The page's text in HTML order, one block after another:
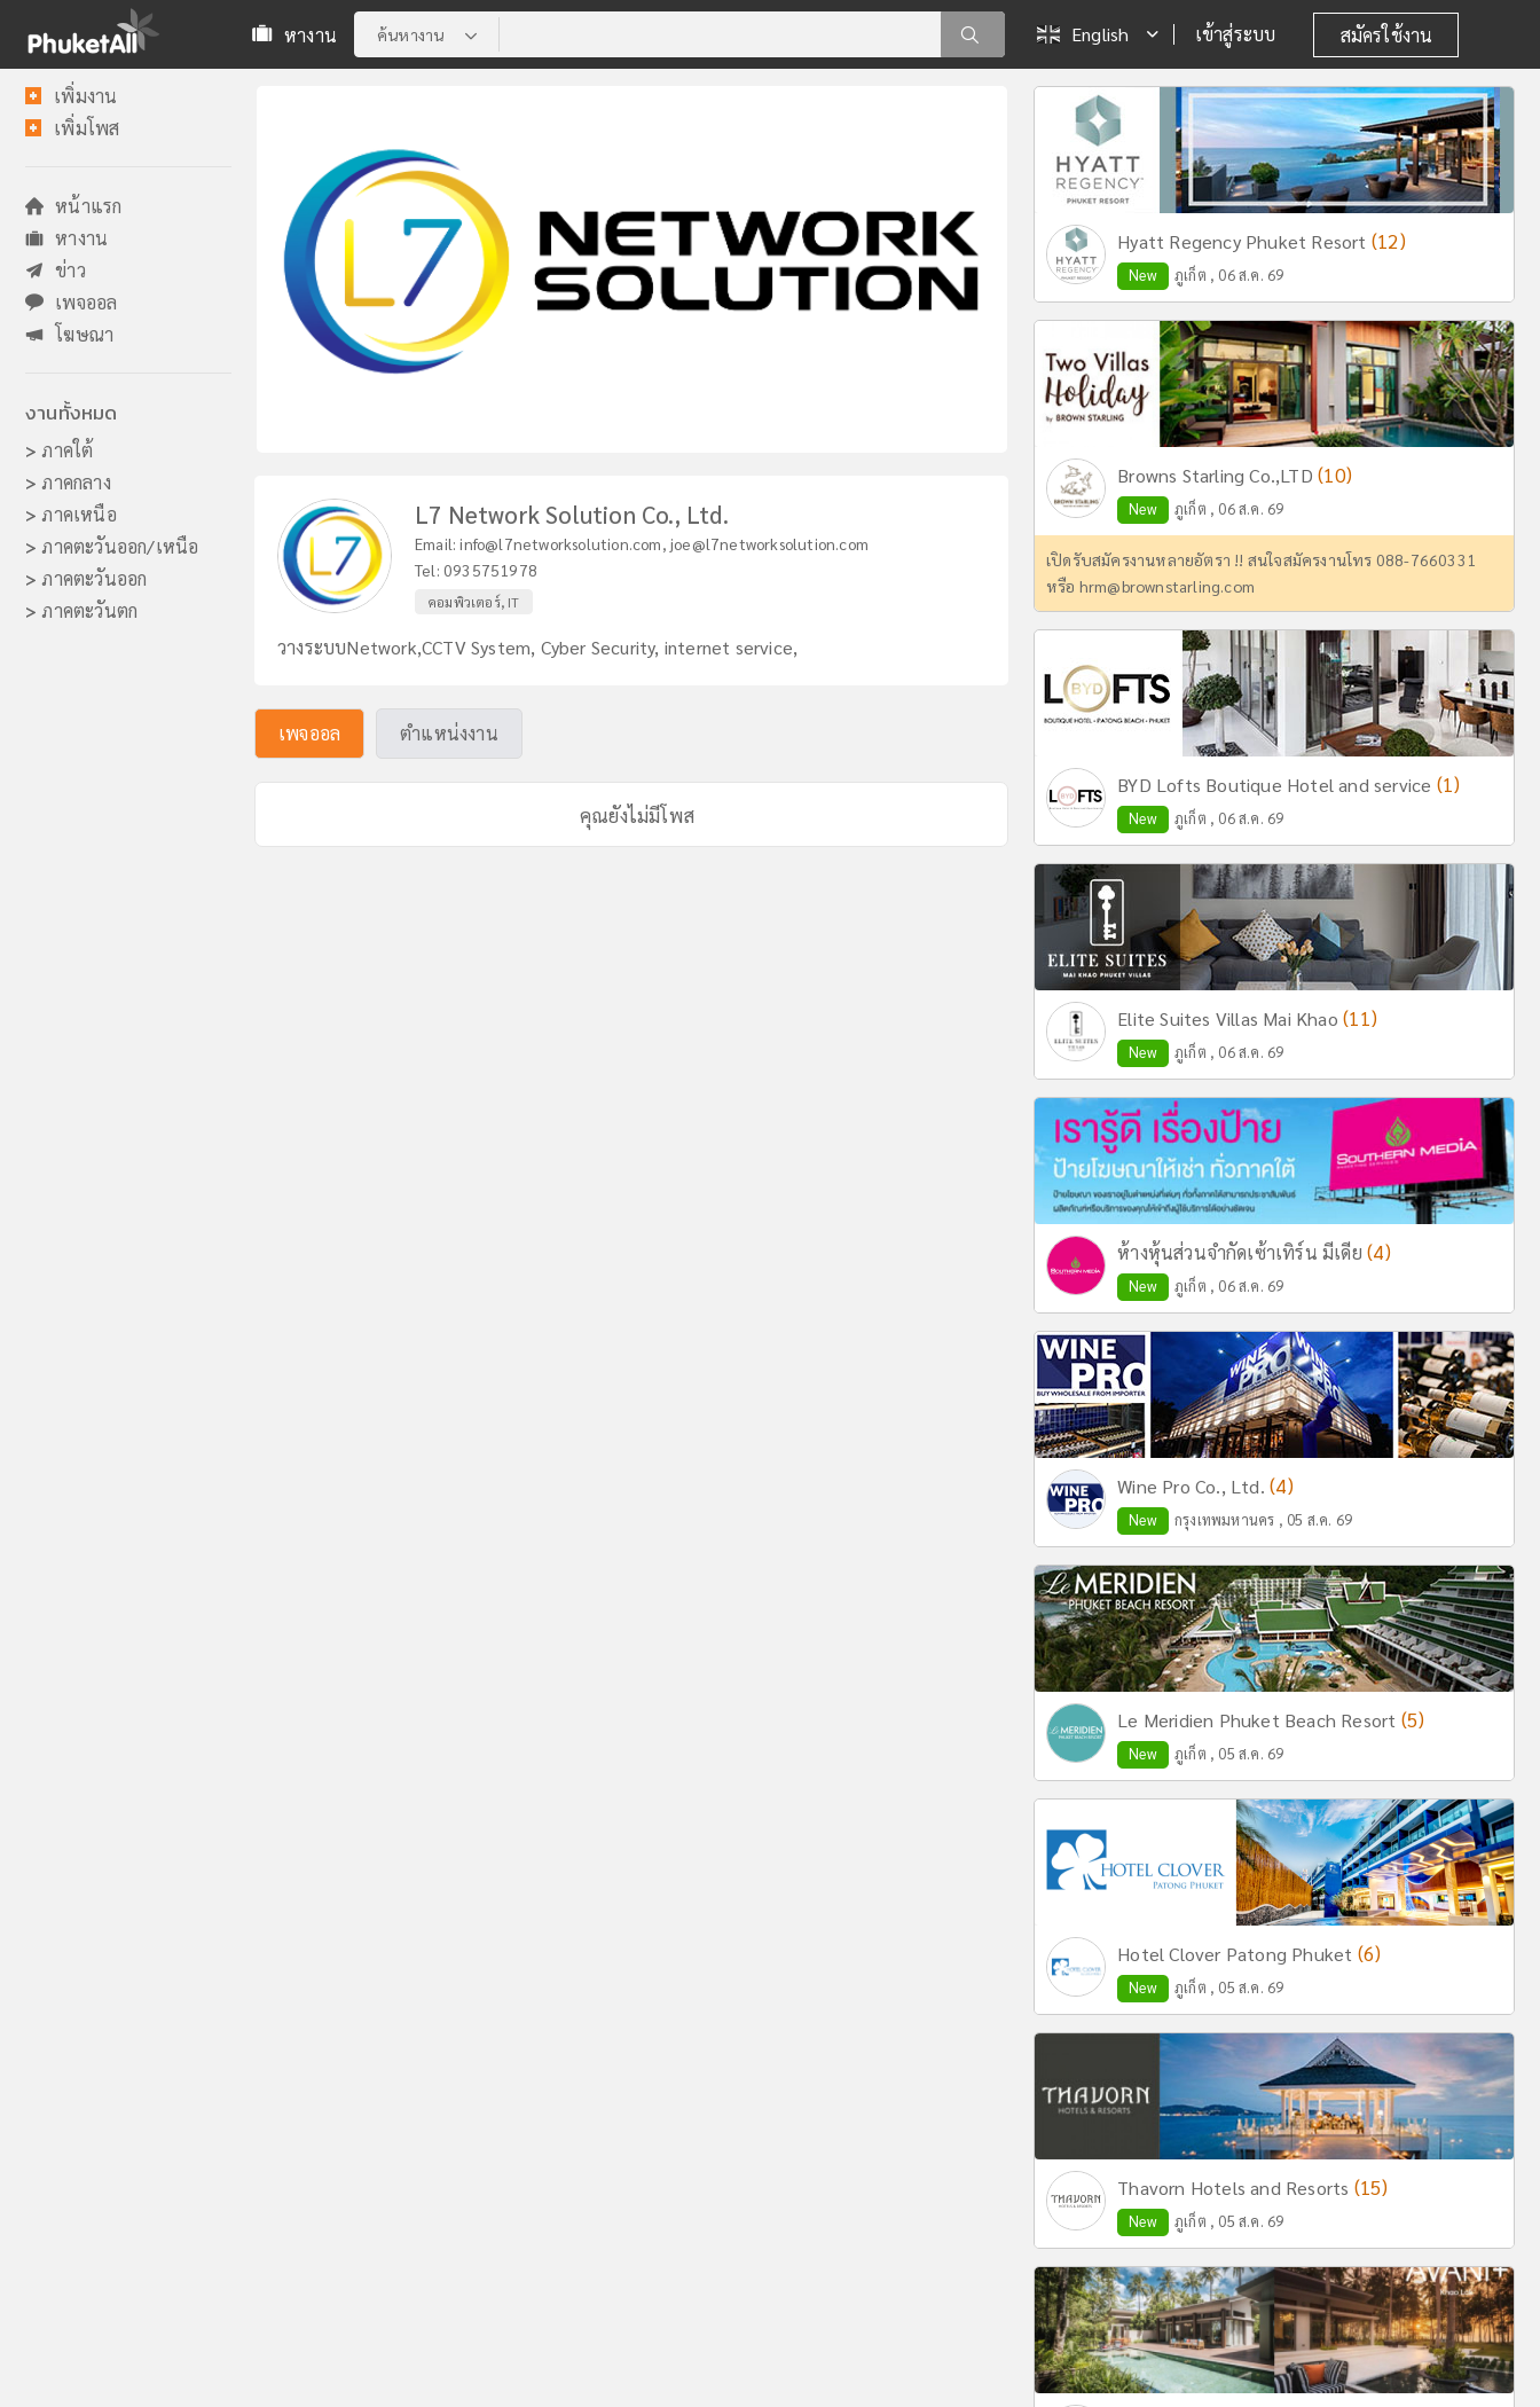
หางาน ค้นหางาน English เข้าสู่ระบบ สมัครใช้งาน
เพิ่มงาน
เพิ่มโพส
หน้าแรก
หางาน
ข่าว
เพจออล
โฆษณา
งานทั้งหมด
> ภาคใต้
> ภาคกลาง
> ภาคเหนือ
> ภาคตะวันออก/เหนือ
> ภาคตะวันออก
> ภาคตะวันตก
L7 Network Solution Co., Ltd.
Email:info@l7networksolution.com,joe@l7networksolution.com
Tel: 0935751978
คอมพิวเตอร์, IT
วางระบบNetwork,CCTV System, Cyber Security, internet service,
เพจออล ตำแหน่งงาน
คุณยังไม่มีโพส
Hyatt Regency Phuket Resort (12)
New ภูเก็ต , 06 ส.ค. 69
Browns Starling Co.,LTD(10)
New ภูเก็ต , 06 ส.ค. 69
เปิดรับสมัครงานหลายอัตรา !! สนใจสมัครงานโทร 088-7660331
หรือ hrm@brownstarling.com
BYD Lofts Boutique Hotel and service (1)
New ภูเก็ต , 06 ส.ค. 69
Elite Suites Villas Mai Khao(11)
New ภูเก็ต , 06 ส.ค. 69
ห้างหุ้นส่วนจำกัดเซ้าเทิร์น มีเดีย(4)
New ภูเก็ต , 06 ส.ค. 69
Wine Pro Co., Ltd.(4)
New กรุงเทพมหานคร , 05 ส.ค. 69
Le Meridien Phuket Beach Resort (5)
New ภูเก็ต , 05 ส.ค. 69
Hotel Clover Patong Phuket (6)
New ภูเก็ต , 05 ส.ค. 69
Thavorn Hotels and Resorts (15)
New ภูเก็ต , 05 ส.ค. 69